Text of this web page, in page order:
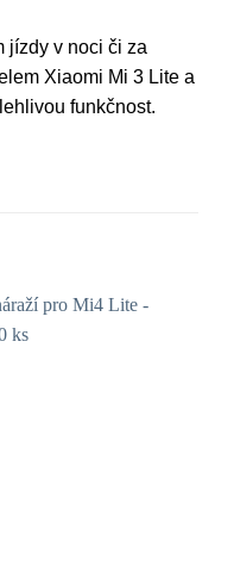
jízdy v noci či za
Xiaomi Mi 3 Lite a
funkčnost.